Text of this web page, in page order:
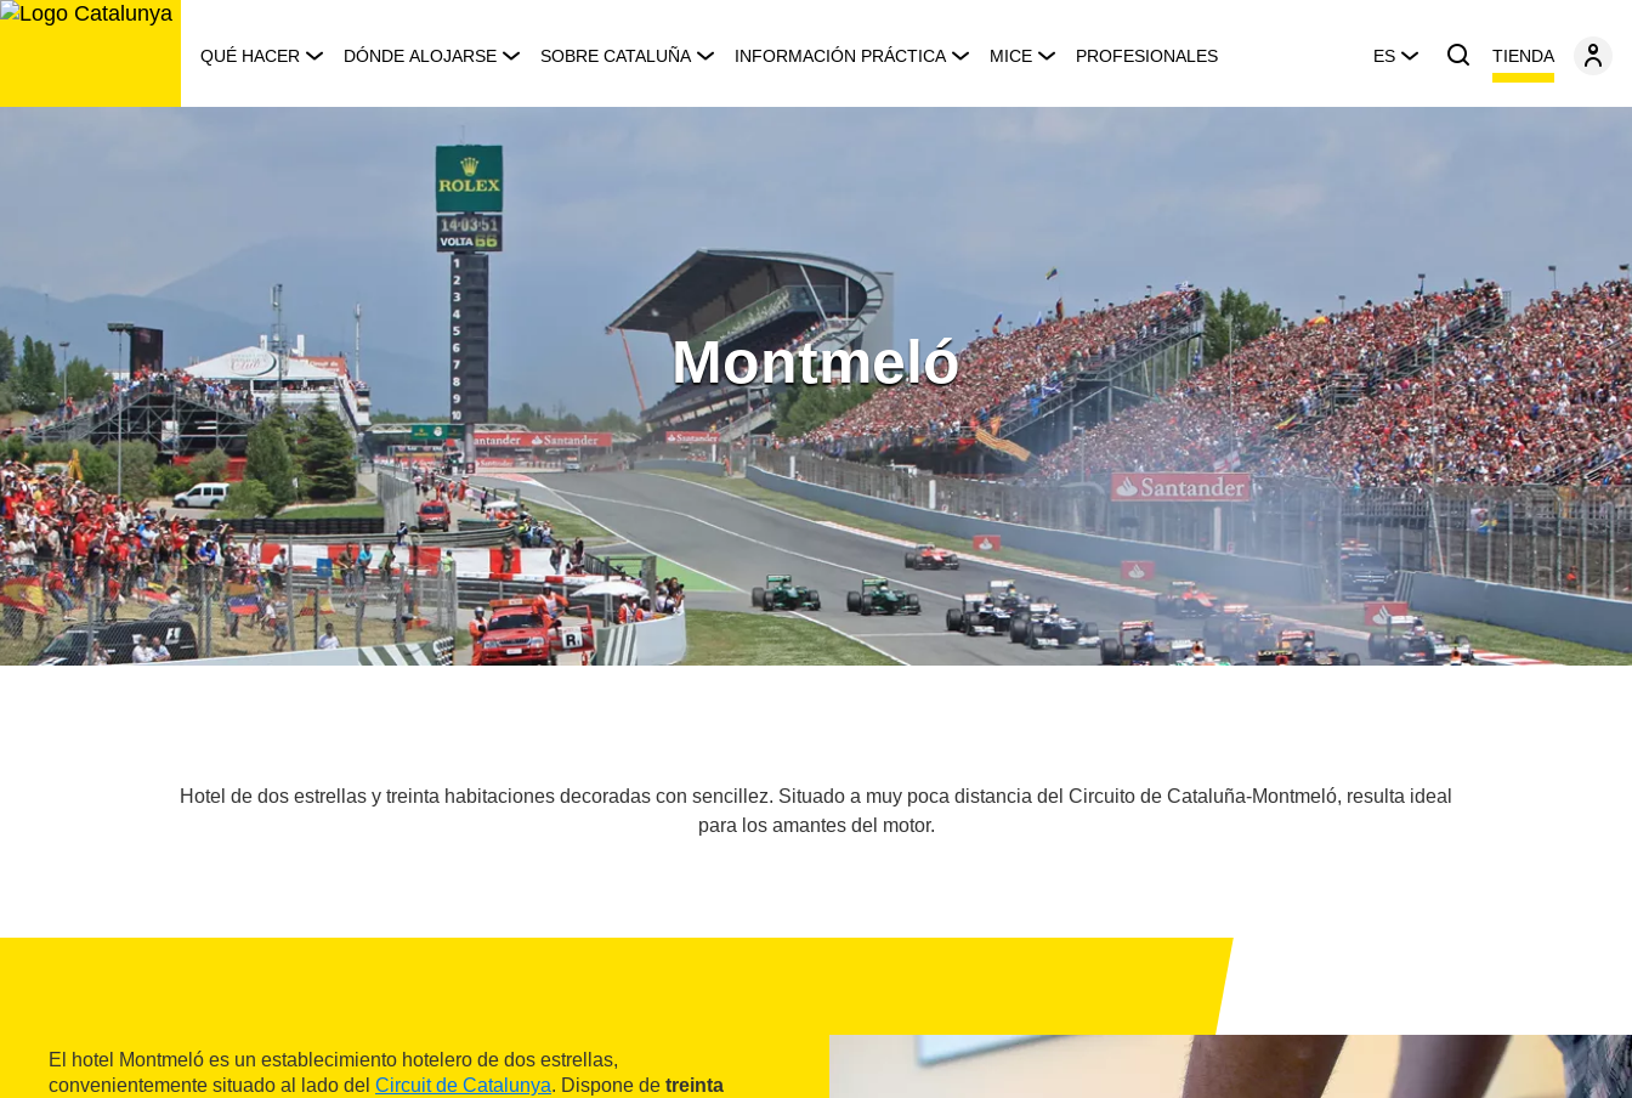
Saltar
QUÉ HACER DÓNDE ALOJARSE SOBRE CATALUÑA INFORMACIÓN PRÁCTICA MICE PROFESIONALES ES TIENDA
Montmeló
Hotel de dos estrellas y treinta habitaciones decoradas con sencillez. Situado a muy poca distancia del Circuito de Cataluña-Montmeló, resulta ideal
para los amantes del motor.
El hotel Montmeló es un establecimiento hotelero de dos estrellas,
convenientemente situado al lado del Circuit de Catalunya. Dispone de treinta